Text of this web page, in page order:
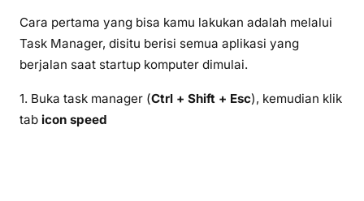
Cara pertama yang bisa kamu lakukan adalah melalui
Task Manager, disitu berisi semua aplikasi yang
berjalan saat startup komputer dimulai.
1. Buka task manager (Ctrl + Shift + Esc), kemudian klik
tab icon speed